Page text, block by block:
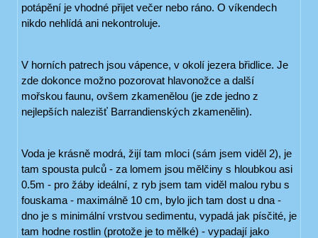
potápění je vhodné přijet večer nebo ráno. O víkendech
nikdo nehlídá ani nekontroluje.
V horních patrech jsou vápence, v okolí jezera břidlice. Je
zde dokonce možno pozorovat hlavonožce a další
mořskou faunu, ovšem zkamenělou (je zde jedno z
nejlepších nalezišť Barrandienských zkamenělin).
Voda je krásně modrá, žijí tam mloci (sám jsem viděl 2), je
tam spousta pulců - za lomem jsou mělčiny s hloubkou asi
0.5m - pro žáby ideální, z ryb jsem tam viděl malou rybu s
fouskama - maximálně 10 cm, bylo jich tam dost u dna -
dno je s minimální vrstvou sedimentu, vypadá jak písčité, je
tam hodne rostlin (protože je to mělké) - vypadají jako